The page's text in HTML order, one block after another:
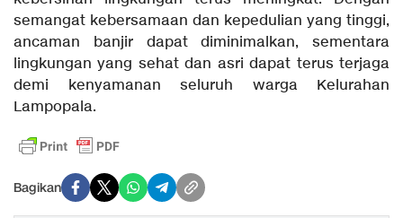
semangat kebersamaan dan kepedulian yang tinggi,
ancaman banjir dapat diminimalkan, sementara
lingkungan yang sehat dan asri dapat terus terjaga
demi kenyamanan seluruh warga Kelurahan
Lampopala.
Bagikan